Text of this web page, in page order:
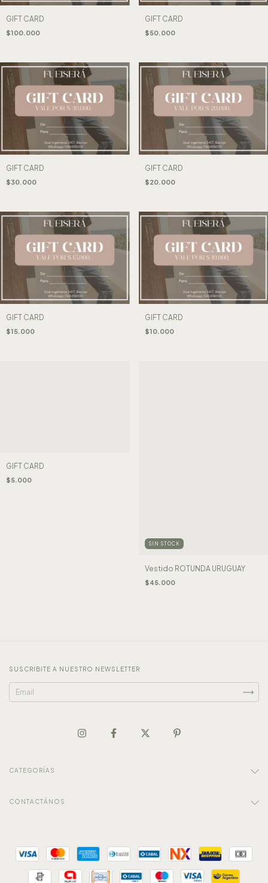
GIFT CARD
$100.000
GIFT CARD
$50.000
GIFT CARD
$30.000
GIFT CARD
$20.000
GIFT CARD
$15.000
GIFT CARD
$10.000
GIFT CARD
$5.000
SIN STOCK
Vestido ROTUNDA URUGUAY
$45.000
SUSCRIBITE A NUESTRO NEWSLETTER
CATEGORÍAS
CONTACTÁNOS